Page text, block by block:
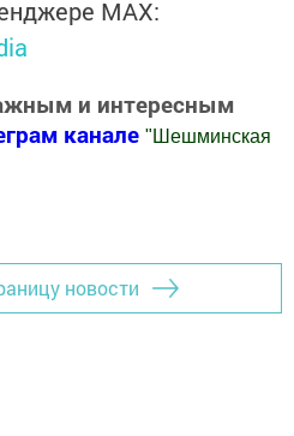
MАХ:
и интересным
канале " Шешминская
новости